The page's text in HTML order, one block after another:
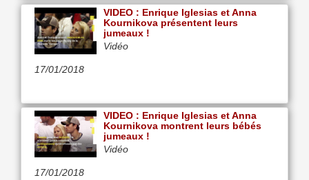
17/01/2018
VIDEO : Enrique Iglesias et Anna
Kournikova présentent leurs
jumeaux !
Vidéo
17/01/2018
VIDEO : Enrique Iglesias et Anna
Kournikova montrent leurs bébés
jumeaux !
Vidéo